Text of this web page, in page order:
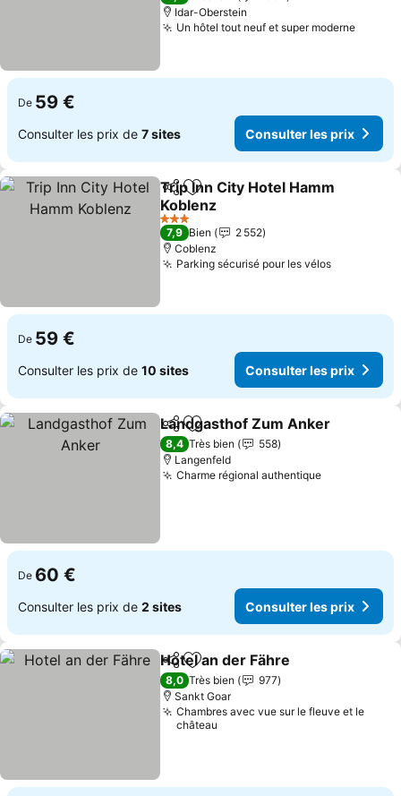
Idar-Oberstein
Un hôtel tout neuf et super moderne
De 59 €
Consulter les prix de 7 sites Consulter les prix
PartagerAjouter à mes favoris
Trip Inn City Hotel Hamm
Koblenz
Consulter les prix
3 Étoiles
7,9 Bien
2 552
Coblenz
Parking sécurisé pour les vélosConsulter
De 59 €
Consulter les prix de 10 sites Consulter les prix
PartagerAjouter à mes favoris
Landgasthof Zum Anker
8,4 Très bien
558
Langenfeld
Charme régional authentiqueConsulter
De 60 €
Consulter les prix de 2 sites Consulter les prix
PartagerAjouter à mes favoris
Hotel an der Fähre
8,0 Très bien
977
Sankt Goar
Chambres avec vue sur le fleuve et le
château